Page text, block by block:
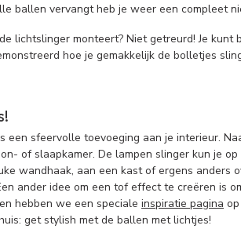
ballen vervangt heb je weer een compleet
lichtslinger monteert? Niet getreurd! Je
hoe je gemakkelijk de bolletjes
een sfeervolle toevoeging aan je interieur.
of slaapkamer. De lampen slinger kun je
wandhaak, aan een kast of ergens anders
ander idee om een tof effect te creëren is
hebben we een speciale inspiratie pagina
get stylish met de ballen met lichtjes!